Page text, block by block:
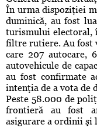
În urma dispoziţiei
duminică, au fost
turismului electoral,
filtre rutiere. Au fost
care 207 autocare,
autovehicule de
au fost confirmate
intenţia de a vota de
Peste 58.000 de
frontieră au fost
asigurare a ordinii